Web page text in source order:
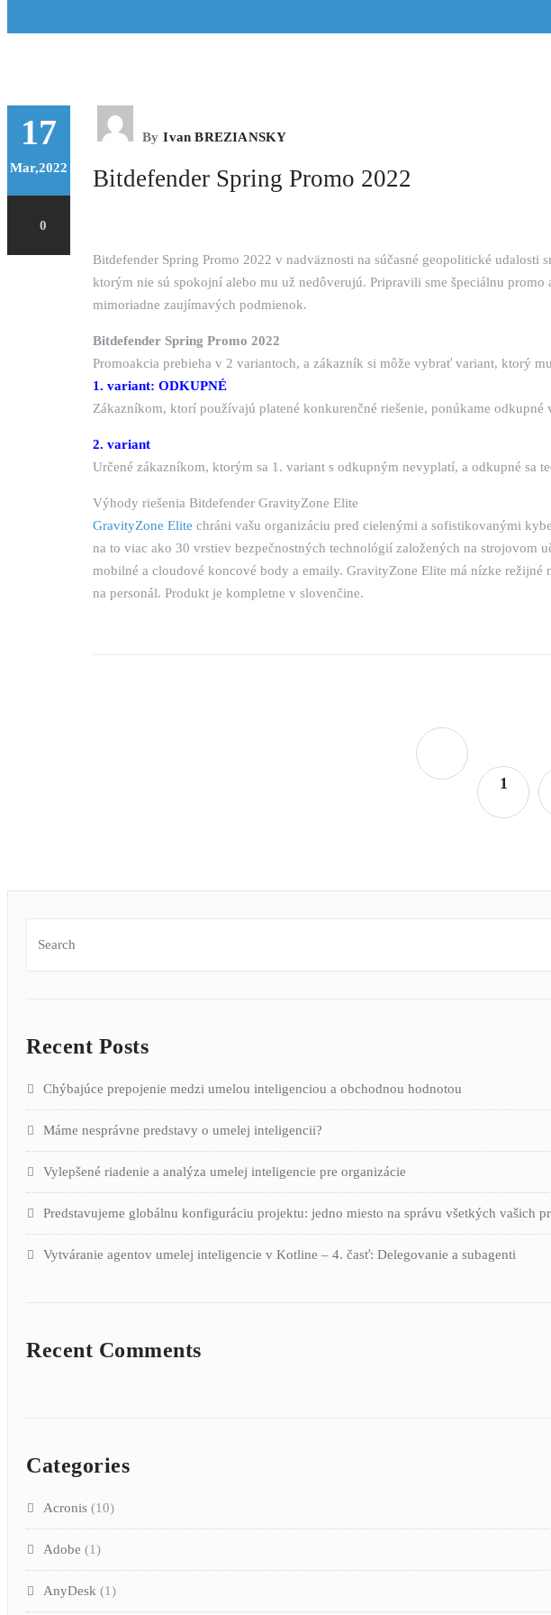
17
Mar,2022
0
By Ivan BREZIANSKY
Bitdefender Spring Promo 2022
Bitdefender Spring Promo 2022 v nadväznosti na súčasné geopolitické
ktorým nie sú spokojní alebo mu už nedôverujú. Pripravili sme špeciálnu
mimoriadne zaujímavých podmienok.
Bitdefender Spring Promo 2022
Promoakcia prebieha v 2 variantoch, a zákazník si môže vybrať variant, ktorý
1. variant: ODKUPNÉ
Zákazníkom, ktorí používajú platené konkurenčné riešenie, ponúkame
2. variant
Určené zákazníkom, ktorým sa 1. variant s odkupným nevyplatí, a odkupné sa
Výhody riešenia Bitdefender GravityZone Elite
GravityZone Elite chráni vašu organizáciu pred cielenými a sofistikovanými
na to viac ako 30 vrstiev bezpečnostných technológií založených na
mobilné a cloudové koncové body a emaily. GravityZone Elite má nízke
na personál. Produkt je kompletne v slovenčine.
1
Recent Posts
Chýbajúce prepojenie medzi umelou inteligenciou a obchodnou hodnotou
Máme nesprávne predstavy o umelej inteligencii?
Vylepšené riadenie a analýza umelej inteligencie pre organizácie
Predstavujeme globálnu konfiguráciu projektu: jedno miesto na správu všetkých vašich
Vytváranie agentov umelej inteligencie v Kotline – 4. časť: Delegovanie a subagenti
Recent Comments
Categories
Acronis (10)
Adobe (1)
AnyDesk (1)